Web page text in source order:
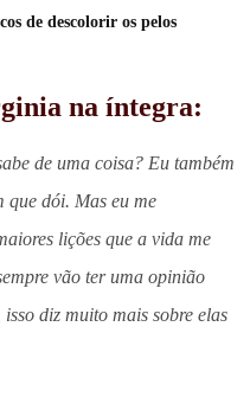
de descolorir os pelos
na íntegra:
de uma coisa? Eu também
que dói. Mas eu me
lições que a vida me
vão ter uma opinião
diz muito mais sobre elas